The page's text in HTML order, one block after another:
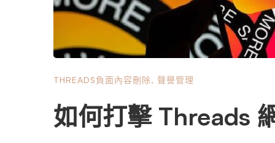
THREADS負面內容刪除, 聲譽管理
如何打擊 Threads